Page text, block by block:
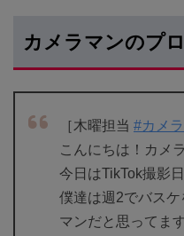
カメラマンのプ
［木曜担当 #カメ
こんにちは！カメ
今日はTikTok撮影
僕達は週2でバス
マンだと思ってま